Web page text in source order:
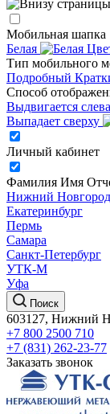
Мобильная шапка
Белая
Тип мобильного
Подробный
Способ
Выдвигается слева
Выпадает сверху
Личный кабинет
Фамилия Имя
Нижний Новгород
Екатеринбург
Пермь
Самара
Санкт-Петербург
УТК-М
Уфа
Поиск
603127, Нижний
+7 800 2500 710
+7 (831) 262-23-77
Заказать звонок